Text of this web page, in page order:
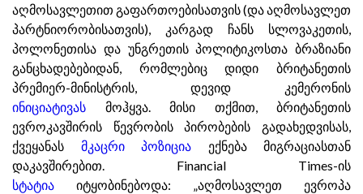
აღმოსავლეთით გაფართოებისათვის (და აღმოსავლეთ
პარტნიორობისათვის), კარგად ჩანს სლოვაკეთის,
პოლონეთისა და უნგრეთის პოლიტიკოსთა ბრაზიანი
განცხადებებიდან, რომლებიც დიდი ბრიტანეთის
პრემიერ-მინისტრის, დევიდ კემერონის
ინიციატივას მოჰყვა. მისი თქმით, ბრიტანეთის
ევროკავშირის წევრობის პირობების გადახედვისას,
ქვეყანას მკაცრი პოზიცია ექნება მიგრაციასთან
დაკავშირებით. Financial Times-ის
სტატია იტყობინებოდა: „აღმოსავლეთ ევროპა